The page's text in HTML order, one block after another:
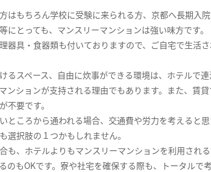
はもちろん学校に受験に来られる方、京都へ長期入
にとっても、マンスリーマンションは強い味方です。
器具・食器類も付いておりますので、ご自宅で生活
るスペース、自由に炊事ができる環境は、ホテルで
ンションが支持される理由でもあります。また、賃
不要です。
ところから通われる場合、交通費や労力を考えると
選択肢の１つかもしれません。
も、ホテルよりもマンスリーマンションを利用され
のもOKです。寮や社宅を確保する際も、トータルで